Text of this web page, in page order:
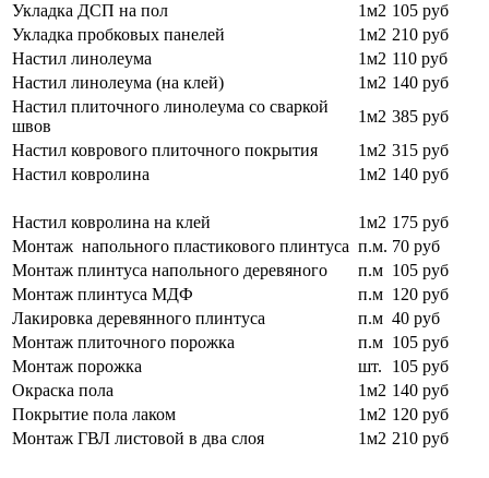
Укладка ДСП на пол
1м2 105 руб
Укладка пробковых панелей
1м2 210 руб
Настил линолеума
1м2 110 руб
Настил линолеума (на клей)
1м2 140 руб
Настил плиточного линолеума со сваркой
швов
1м2 385 руб
Настил коврового плиточного покрытия
1м2 315 руб
Настил ковролина
1м2 140 руб
Настил ковролина на клей 1м2 175 руб
Монтаж напольного пластикового плинтуса п.м. 70 руб
Монтаж плинтуса напольного деревяного
п.м 105 руб
Монтаж плинтуса МДФ
п.м 120 руб
Лакировка деревянного плинтуса
п.м 40 руб
Монтаж плиточного порожка
п.м 105 руб
Монтаж порожка
шт.
105 руб
Окраска пола
1м2 140 руб
Покрытие пола лаком
1м2 120 руб
Монтаж ГВЛ листовой в два слоя
1м2 210 руб